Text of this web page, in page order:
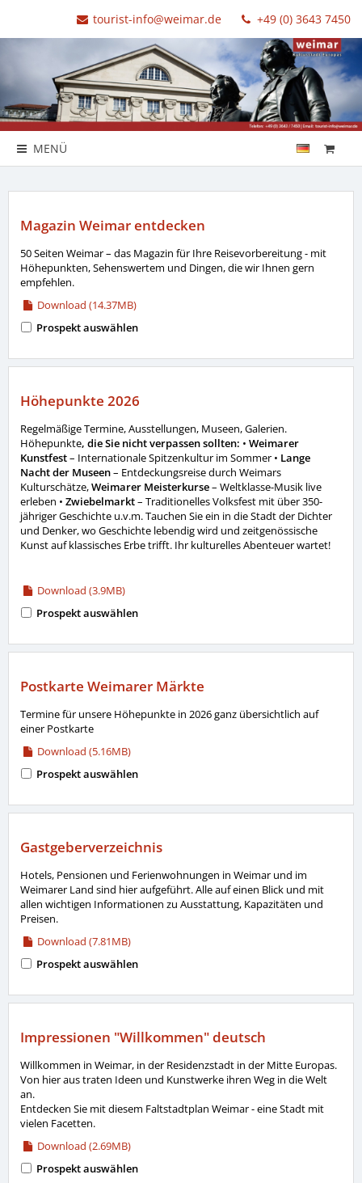
tourist-info@weimar.de +49 (0) 3643 7450
MENÜ
Magazin Weimar entdecken
50 Seiten Weimar – das Magazin für Ihre Reisevorbereitung - mit
Höhepunkten, Sehenswertem und Dingen, die wir Ihnen gern
empfehlen.
Download (14.37MB)
Prospekt auswählen
Höhepunkte 2026
Regelmäßige Termine, Ausstellungen, Museen, Galerien.
Höhepunkte, die Sie nicht verpassen sollten: • Weimarer
Kunstfest– Internationale Spitzenkultur im Sommer • Lange
Nacht der Museen– Entdeckungsreise durch Weimars
Kulturschätze,Weimarer Meisterkurse– Weltklasse-Musik live
erleben • Zwiebelmarkt– Traditionelles Volksfest mit über 350-
jähriger Geschichte u.v.m. Tauchen Sie ein in die Stadt der Dichter
und Denker, wo Geschichte lebendig wird und zeitgenössische
Kunst auf klassisches Erbe trifft. Ihr kulturelles Abenteuer wartet!
Download (3.9MB)
Prospekt auswählen
Postkarte Weimarer Märkte
Termine für unsere Höhepunkte in 2026 ganz übersichtlich auf
einer Postkarte
Download (5.16MB)
Prospekt auswählen
Gastgeberverzeichnis
Hotels, Pensionen und Ferienwohnungen in Weimar und im
Weimarer Land sind hier aufgeführt. Alle auf einen Blick und mit
allen wichtigen Informationen zu Ausstattung, Kapazitäten und
Preisen.
Download (7.81MB)
Prospekt auswählen
Impressionen "Willkommen" deutsch
Willkommen in Weimar, in der Residenzstadt in der Mitte Europas.
Von hier aus traten Ideen und Kunstwerke ihren Weg in die Welt
an.
Entdecken Sie mit diesem Faltstadtplan Weimar - eine Stadt mit
vielen Facetten.
Download (2.69MB)
Prospekt auswählen